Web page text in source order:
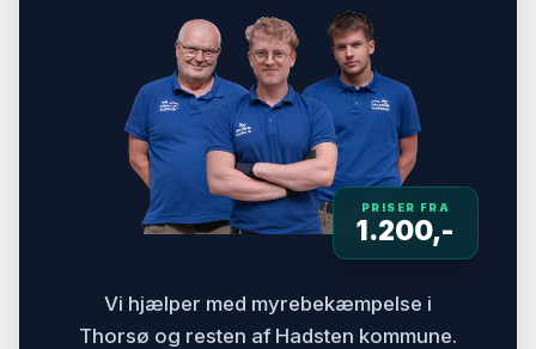
PRISER FRA
1.200,-
Vi hjælper med myrebekæmpelse i
Thorsø og resten af Hadsten kommune.